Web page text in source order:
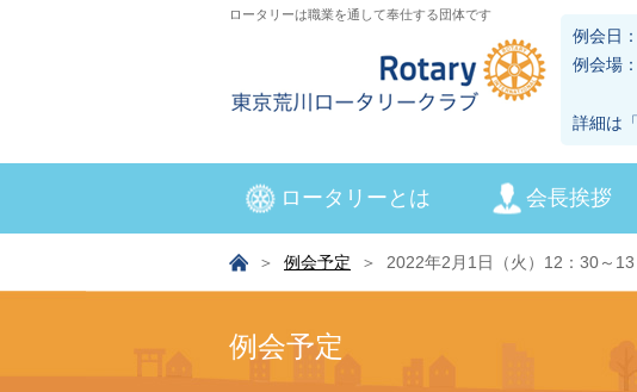
ロータリーは職業を通して奉仕する団体です
例会日
例会場
ラ
詳細は
ロータリーとは 会長挨拶
例会予定 2022年2月1日（火）12：30～
例会予定